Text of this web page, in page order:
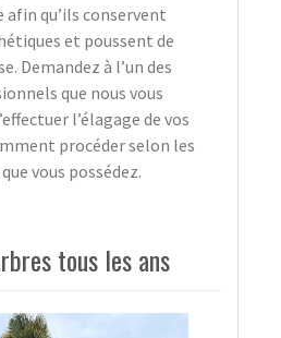
qu’ils conservent
et poussent de
Demandez à l’un des
que nous vous
l’élagage de vos
procéder selon les
vous possédez.
tous les ans